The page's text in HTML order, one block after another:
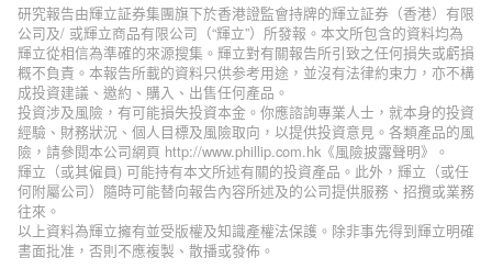
研究報告由輝立証券集團旗下於香港證監會持牌的輝立証券（香港）有限
公司及/ 或輝立商品有限公司（“輝立”）所發報。本文所包含的資料均為
輝立從相信為準確的來源搜集。輝立對有關報告所引致之任何損失或虧損
概不負責。本報告所載的資料只供参考用途，並沒有法律約束力，亦不構
成投資建議、邀約、購入、出售任何產品。
投資涉及風險，有可能損失投資本金。你應諮詢專業人士，就本身的投資
經驗、財務狀況、個人目標及風險取向，以提供投資意見。各類產品的風
險，請參閱本公司網頁 http://www.phillip.com.hk《風險披露聲明》。
輝立（或其僱員) 可能持有本文所述有關的投資產品。此外，輝立（或任
何附屬公司）隨時可能替向報告內容所述及的公司提供服務、招攬或業務
往來。
以上資料為輝立擁有並受版權及知識產權法保護。除非事先得到輝立明確
書面批准，否則不應複製、散播或發佈。